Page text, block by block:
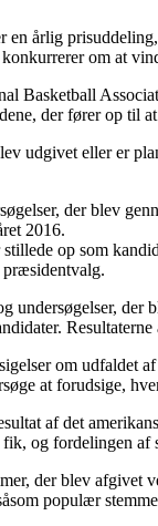
årlig
om at
Basketball
der fører op til
udgivet eller er
der blev
2016.
op som
præsidentvalg.
undersøgelser,
om udfaldet
at forudsige,
af det
og fordelingen
der blev
populær